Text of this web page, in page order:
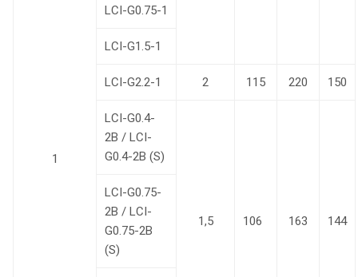
1
LCI-G0.75-1
LCI-G1.5-1
LCI-G2.2-1 2 115 220 150
LCI-G0.4-
2B / LCI-
G0.4-2B (S)
1,5 106 163 144
LCI-G0.75-
2B / LCI-
G0.75-2B
(S)